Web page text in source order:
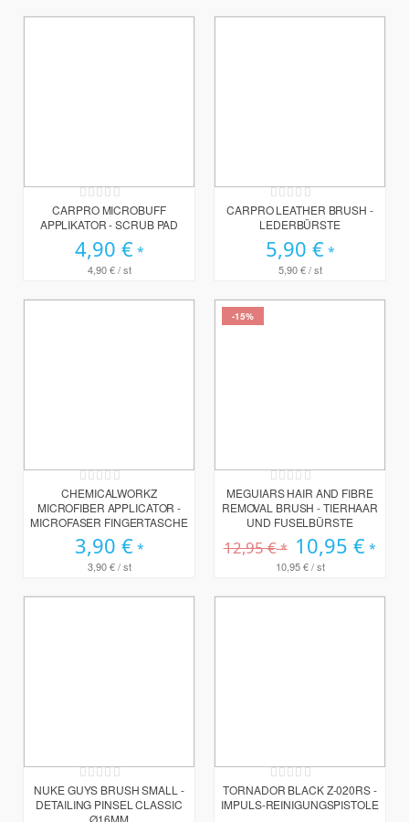
Rating:
0%
CARPRO MICROBUFF
APPLIKATOR - SCRUB PAD
4,90 €
4,90 €/ st
Rating:
0%
CARPRO LEATHER BRUSH -
LEDERBÜRSTE
5,90 €
5,90 €/ st
Rating:
0%
CHEMICALWORKZ
MICROFIBER APPLICATOR -
MICROFASER FINGERTASCHE
3,90 €
3,90 €/ st
-15%
Rating:
0%
MEGUIARS HAIR AND FIBRE
REMOVAL BRUSH - TIERHAAR
UND FUSELBÜRSTE
12,95 € Sonderpreis
10,95 €
10,95 €/ st
Rating:
0%
NUKE GUYS BRUSH SMALL -
DETAILING PINSEL CLASSIC
Ø16MM
Rating:
0%
TORNADOR BLACK Z-020RS -
IMPULS-REINIGUNGSPISTOLE